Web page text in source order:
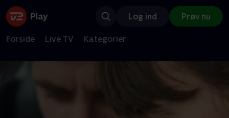
Log ind Prøv nu
Forside Live TV Kategorier